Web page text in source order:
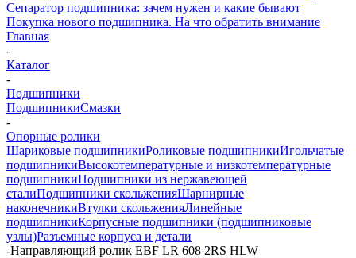
Сепаратор подшипника: зачем нужен и какие бывают
Покупка нового подшипника. На что обратить внимание
Главная
-
Каталог
-
Подшипники
ПодшипникиСмазки
-
Опорные ролики
Шариковые подшипникиРоликовые подшипникиИгольчатые
подшипникиВысокотемпературные и низкотемпературные
подшипникиПодшипники из нержавеющей
сталиПодшипники скольженияШарнирные
наконечникиВтулки скольженияЛинейные
подшипникиКорпусные подшипники (подшипниковые
узлы)Разъемные корпуса и детали
-Направляющий ролик EBF LR 608 2RS HLW